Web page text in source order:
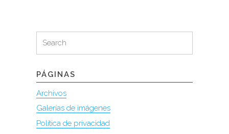
for:
Search
PÁGINAS
Archivos
Galerías de imágenes
Política de privacidad